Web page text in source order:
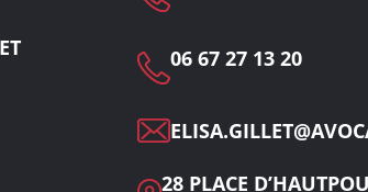
06 67 27 13 20
28 PLACE